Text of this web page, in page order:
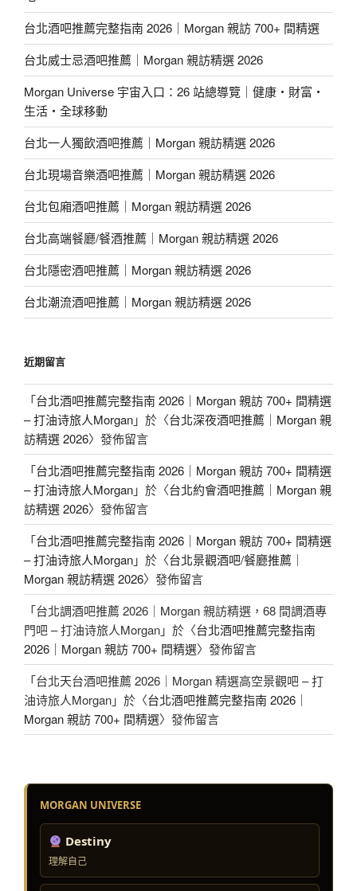
台北酒吧推薦完整指南 2026｜Morgan 親訪 700+ 間精選
台北威士忌酒吧推薦｜Morgan 親訪精選 2026
Morgan Universe 宇宙入口：26 站總導覽｜健康・財富・
生活・全球移動
台北一人獨飲酒吧推薦｜Morgan 親訪精選 2026
台北現場音樂酒吧推薦｜Morgan 親訪精選 2026
台北包廂酒吧推薦｜Morgan 親訪精選 2026
台北高端餐廳/餐酒推薦｜Morgan 親訪精選 2026
台北隱密酒吧推薦｜Morgan 親訪精選 2026
台北潮流酒吧推薦｜Morgan 親訪精選 2026
近期留言
「台北酒吧推薦完整指南 2026｜Morgan 親訪 700+ 間精選
– 打油诗旅人Morgan」於〈台北深夜酒吧推薦｜Morgan 親
訪精選 2026〉發佈留言
「台北酒吧推薦完整指南 2026｜Morgan 親訪 700+ 間精選
– 打油诗旅人Morgan」於〈台北約會酒吧推薦｜Morgan 親
訪精選 2026〉發佈留言
「台北酒吧推薦完整指南 2026｜Morgan 親訪 700+ 間精選
– 打油诗旅人Morgan」於〈台北景觀酒吧/餐廳推薦｜
Morgan 親訪精選 2026〉發佈留言
「台北調酒吧推薦 2026｜Morgan 親訪精選，68 間調酒專
門吧 – 打油诗旅人Morgan」於〈台北酒吧推薦完整指南
2026｜Morgan 親訪 700+ 間精選〉發佈留言
「台北天台酒吧推薦 2026｜Morgan 精選高空景觀吧 – 打
油诗旅人Morgan」於〈台北酒吧推薦完整指南 2026｜
Morgan 親訪 700+ 間精選〉發佈留言
MORGAN UNIVERSE
Destiny
理解自己